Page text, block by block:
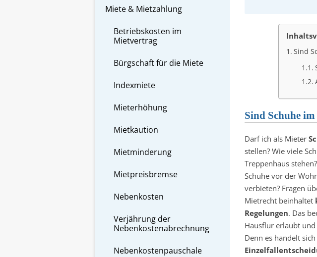
Sind
Sind Schuhe
Darf ich als Mieter
stellen? Wie viele
Treppenhaus
Schuhe vor der
verbieten? Fragen
Mietrecht beinhaltet
Regelungen. Das
Hausflur erlaubt
Denn es handelt
Miete & Mietzahlung
Betriebskosten im
Mietvertrag
Bürgschaft für die Miete
Indexmiete
Mieterhöhung
Mietkaution
Mietminderung
Mietpreisbremse
Nebenkosten
Verjährung der
Nebenkostenabrechnung
Nebenkostenpauschale